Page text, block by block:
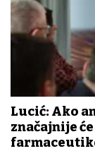
Lucić: Ako
značajnije